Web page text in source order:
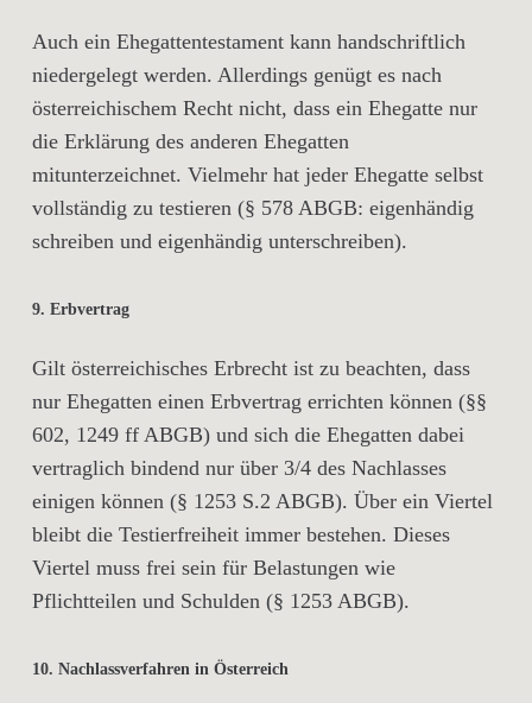
Auch ein Ehegattentestament kann handschriftlich
niedergelegt werden. Allerdings genügt es nach
österreichischem Recht nicht, dass ein Ehegatte nur
die Erklärung des anderen Ehegatten
mitunterzeichnet. Vielmehr hat jeder Ehegatte selbst
vollständig zu testieren (§ 578 ABGB: eigenhändig
schreiben und eigenhändig unterschreiben).
9. Erbvertrag
Gilt österreichisches Erbrecht ist zu beachten, dass
nur Ehegatten einen Erbvertrag errichten können (§§
602, 1249 ff ABGB) und sich die Ehegatten dabei
vertraglich bindend nur über 3/4 des Nachlasses
einigen können (§ 1253 S.2 ABGB). Über ein Viertel
bleibt die Testierfreiheit immer bestehen. Dieses
Viertel muss frei sein für Belastungen wie
Pflichtteilen und Schulden (§ 1253 ABGB).
10. Nachlassverfahren in Österreich